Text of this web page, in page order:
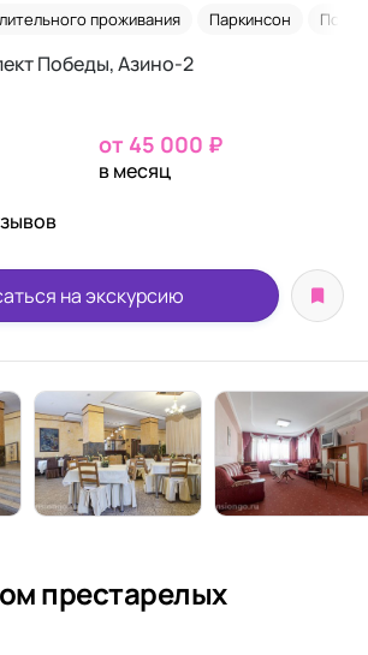
проживания Паркинсон
Победы, Азино-2
от 45 000 ₽
в месяц
на экскурсию
престарелых